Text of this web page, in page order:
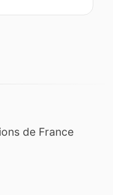
de France